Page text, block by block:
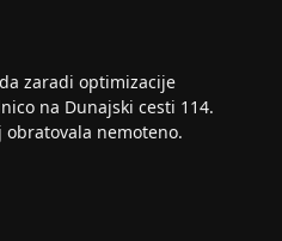
zaradi optimizacije
na Dunajski cesti 114.
nemoteno.